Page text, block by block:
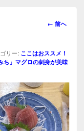
画
ビ
ゲ
シ
ョ
ン
← 前へ
リー: ここはおススメ！
ち」マグロの刺身が美味